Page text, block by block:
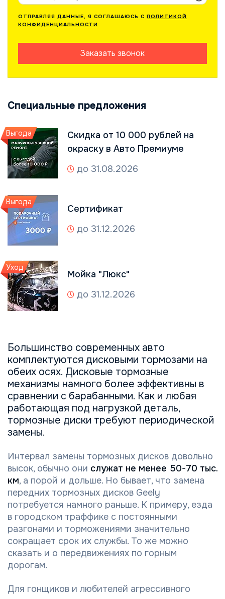
Большинство современных авто
комплектуются дисковыми тормозами на
обеих осях. Дисковые тормозные
механизмы намного более эффективны в
сравнении с барабанными. Как и любая
работающая под нагрузкой деталь,
тормозные диски требуют периодической
замены.
Интервал замены тормозных дисков довольно
высок, обычно они служат не менее 50-70 тыс.
км, а порой и дольше. Но бывает, что замена
передних тормозных дисков Geely
потребуется намного раньше. К примеру, езда
в городском траффике с постоянными
разгонами и торможениями значительно
сокращает срок их службы. То же можно
сказать и о передвижениях по горным
дорогам.
Для гонщиков и любителей агрессивного
ОТПРАВЛЯЯ ДАННЫЕ, Я СОГЛАШАЮСЬ С ПОЛИТИКОЙ
КОНФИДЕНЦИАЛЬНОСТИ
Заказать звонок
Специальные предложения
Выгода
Скидка от 10 000 рублей на
окраску в Авто Премиуме
до 31.08.2026
Выгода
Сертификат
до 31.12.2026
Уход
Мойка "Люкс"
до 31.12.2026